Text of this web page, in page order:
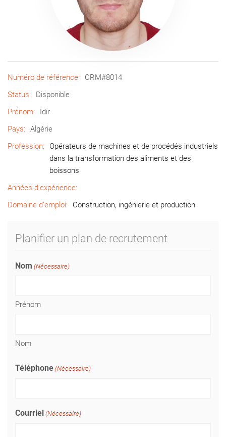
Numéro de référence:
CRM#8014
Status:
Disponible
Prénom:
Idir
Pays:
Algérie
Profession:
Opérateurs de machines et de procédés industriels
dans la transformation des aliments et des
boissons
Années d’expérience:
Domaine d’emploi:
Construction, ingénierie et production
Planifier un plan de recrutement
Nom (Nécessaire)
Prénom
Nom
Téléphone (Nécessaire)
Courriel (Nécessaire)